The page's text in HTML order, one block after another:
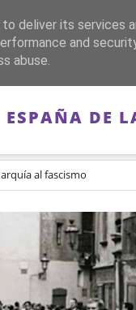
ESPAÑA DE
al fascismo
deliver its services
and
abuse.